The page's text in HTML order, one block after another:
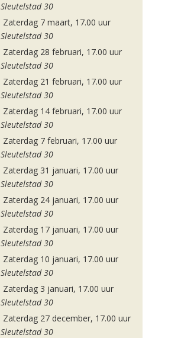
Sleutelstad 30
Zaterdag 7 maart, 17.00 uur
Sleutelstad 30
Zaterdag 28 februari, 17.00 uur
Sleutelstad 30
Zaterdag 21 februari, 17.00 uur
Sleutelstad 30
Zaterdag 14 februari, 17.00 uur
Sleutelstad 30
Zaterdag 7 februari, 17.00 uur
Sleutelstad 30
Zaterdag 31 januari, 17.00 uur
Sleutelstad 30
Zaterdag 24 januari, 17.00 uur
Sleutelstad 30
Zaterdag 17 januari, 17.00 uur
Sleutelstad 30
Zaterdag 10 januari, 17.00 uur
Sleutelstad 30
Zaterdag 3 januari, 17.00 uur
Sleutelstad 30
Zaterdag 27 december, 17.00 uur
Sleutelstad 30